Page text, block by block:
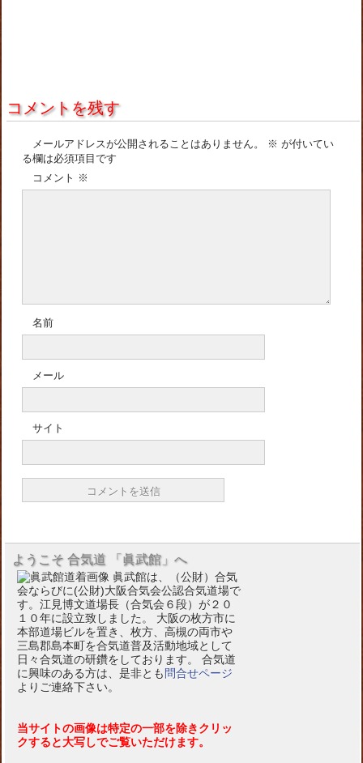
コメントを残す
メールアドレスが公開されることはありません。 ※ が付いてい
る欄は必須項目です
コメント ※
名前
メール
サイト
ようこそ 合気道 「眞武館」へ
眞武館は、（公財）合気
会ならびに(公財)大阪合気会公認合気道場で
す。江見博文道場長（合気会６段）が２０
１０年に設立致しました。 大阪の枚方市に
本部道場ビルを置き、枚方、高槻の両市や
三島郡島本町を合気道普及活動地域として
日々合気道の研鑽をしております。 合気道
に興味のある方は、是非とも 問合せページ
よりご連絡下さい。
当サイトの画像は特定の一部を除きクリッ
クすると大写しでご覧いただけます。